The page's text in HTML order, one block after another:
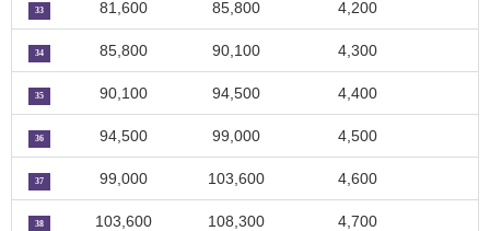
33 81,600 85,800 4,200
34 85,800 90,100 4,300
35 90,100 94,500 4,400
36 94,500 99,000 4,500
37 99,000 103,600 4,600
38 103,600 108,300 4,700